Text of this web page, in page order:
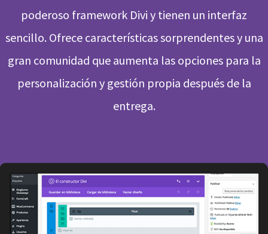
poderoso framework Divi y tienen un interfaz
sencillo. Ofrece características sorprendentes y una
gran comunidad que aumenta las opciones para la
personalización y gestión propia después de la
entrega.